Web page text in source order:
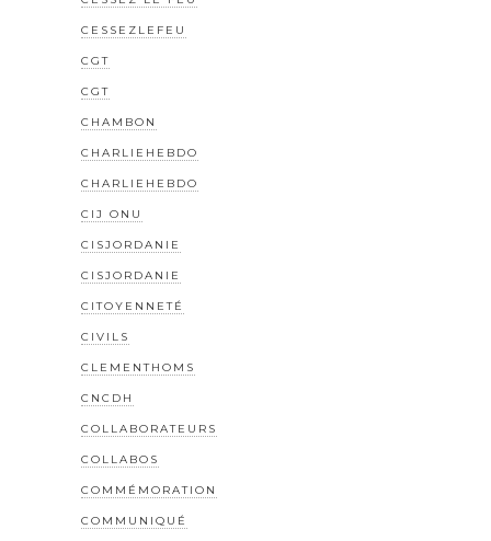
CESSEZLEFEU
CGT
CGT
CHAMBON
CHARLIEHEBDO
CHARLIEHEBDO
CIJ ONU
CISJORDANIE
CISJORDANIE
CITOYENNETÉ
CIVILS
CLEMENTHOMS
CNCDH
COLLABORATEURS
COLLABOS
COMMÉMORATION
COMMUNIQUÉ